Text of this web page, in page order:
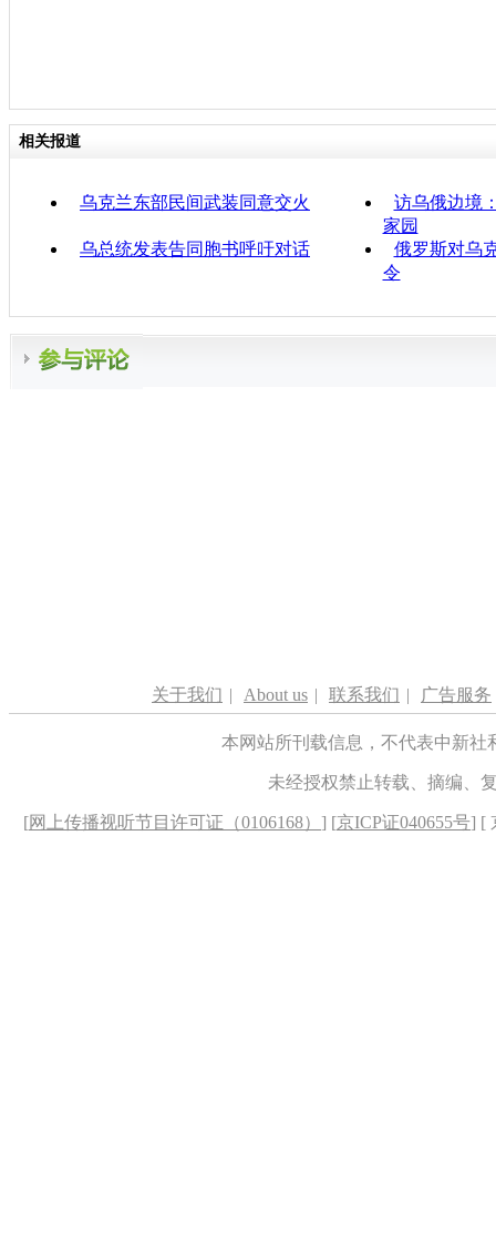
相关报道
乌克兰东部民间武装同意交火
访乌俄边境
家园
乌总统发表告同胞书呼吁对话
俄罗斯对乌
令
关于我们 | About us | 联系我们 | 广告服务
本网站所刊载信息，不代表中新
未经授权禁止转载、摘编、
[网上传播视听节目许可证（0106168） ] [京ICP证040655号] [